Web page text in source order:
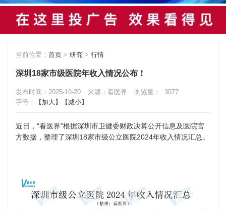
当前位置： 首页 > 研究 > 行情
深圳18家市级医院年收入情况公布！
发布时间：2025-10-20 来源：看医界 浏览量：
3077
字号：
【加大】 【减小】
近日，“看医界”根据深圳市卫健委财政决算公开信息及医院官
方数据，整理了深圳18家市级公立医院2024年收入情况汇总。